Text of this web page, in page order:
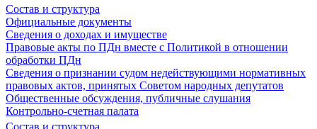
Состав и структура
Официальные документы
Сведения о доходах и имуществе
Правовые акты по ПДн вместе с Политикой в отношении
обработки ПДн
Сведения о признании судом недействующими нормативных
правовых актов, принятых Советом народных депутатов
Общественные обсуждения, публичные слушания
Контрольно-счетная палата
Состав и структура